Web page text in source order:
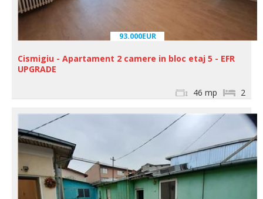
93.000EUR
Cismigiu - Apartament 2 camere in bloc etaj 5 - EFR
UPGRADE
2
46 mp